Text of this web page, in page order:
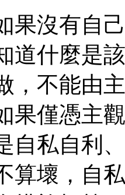
沒有自己
道什麼是
，不能由
果僅憑主
自私自利
算壞，自